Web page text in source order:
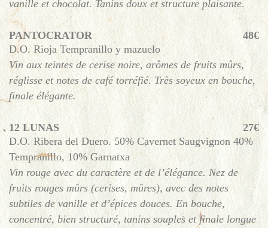
vanille et chocolat. Tanins doux et structure plaisante.
PANTOCRATOR
48€
D.O. Rioja Tempranillo y mazuelo
Vin aux teintes de cerise noire, arômes de fruits mûrs,
réglisse et notes de café torréfié. Très soyeux en bouche,
finale élégante.
12 LUNAS
27€
D.O. Ribera del Duero. 50% Cavernet Saugvignon 40%
Tempranillo, 10% Garnatxa
Vin rouge avec du caractère et de l’élégance. Nez de
fruits rouges mûrs (cerises, mûres), avec des notes
subtiles de vanille et d’épices douces. En bouche,
concentré, bien structuré, tanins souples et finale longue